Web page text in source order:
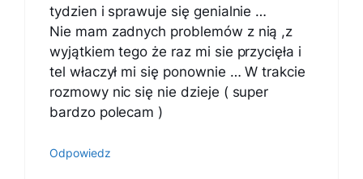
tydzien i sprawuje się genialnie …
Nie mam zadnych problemów z nią ,z
wyjątkiem tego że raz mi sie przycięła i
tel właczył mi się ponownie … W trakcie
rozmowy nic się nie dzieje ( super
bardzo polecam )
Odpowiedz